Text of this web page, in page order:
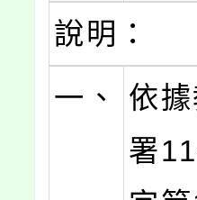
說明：
一、
依
署